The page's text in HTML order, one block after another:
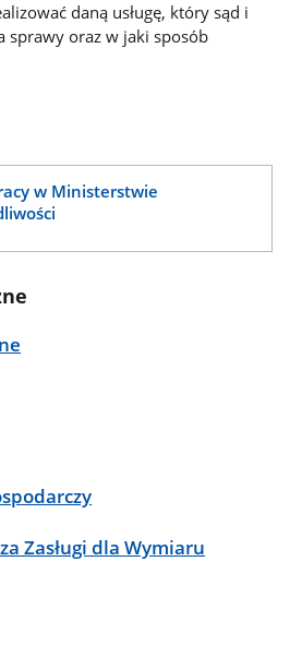
daną usługę, który sąd i
sprawy oraz w jaki sposób
w Ministerstwie
Zasługi dla Wymiaru